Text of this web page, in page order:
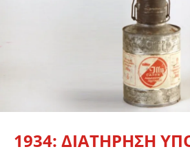
1934: ΔΙΑΤΗΡΗΣΗ